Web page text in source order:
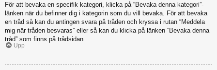
För att bevaka en specifik kategori, klicka på “Bevaka denna kategori”-
länken när du befinner dig i kategorin som du vill bevaka. För att bevaka
en tråd så kan du antingen svara på tråden och kryssa i rutan “Meddela
mig när tråden besvaras” eller så kan du klicka på länken “Bevaka denna
tråd” som finns på trådsidan.
Upp